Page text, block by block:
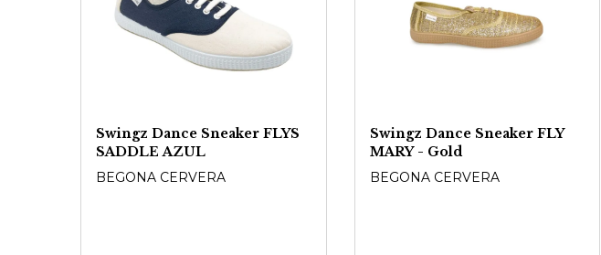
Swingz Dance Sneaker FLYS
SADDLE AZUL
BEGONA CERVERA
Swingz Dance Sneaker FLY
MARY - Gold
BEGONA CERVERA